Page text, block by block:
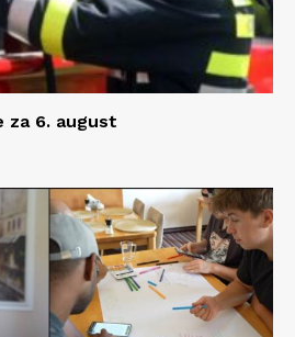
za 6. august